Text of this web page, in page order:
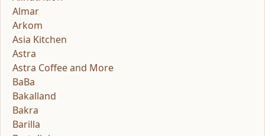
Almar
Arkom
Asia Kitchen
Astra
Astra Coffee and More
BaBa
Bakalland
Bakra
Barilla